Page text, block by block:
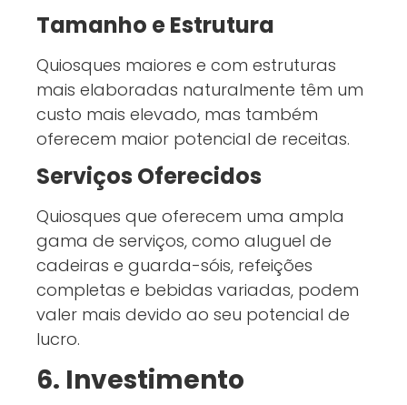
Tamanho e Estrutura
Quiosques maiores e com estruturas
mais elaboradas naturalmente têm um
custo mais elevado, mas também
oferecem maior potencial de receitas.
Serviços Oferecidos
Quiosques que oferecem uma ampla
gama de serviços, como aluguel de
cadeiras e guarda-sóis, refeições
completas e bebidas variadas, podem
valer mais devido ao seu potencial de
lucro.
6. Investimento